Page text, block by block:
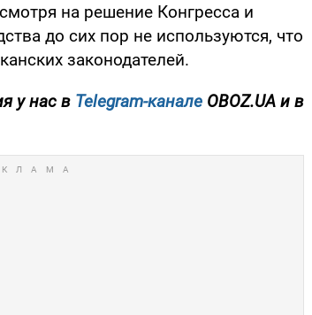
на решение Конгресса и
до сих пор не используются, что
законодателей.
у нас в Telegram-канале OBOZ.UA и в